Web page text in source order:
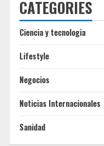
CATEGORIES
Ciencia y tecnologia
Lifestyle
Negocios
Noticias Internacionales
Sanidad